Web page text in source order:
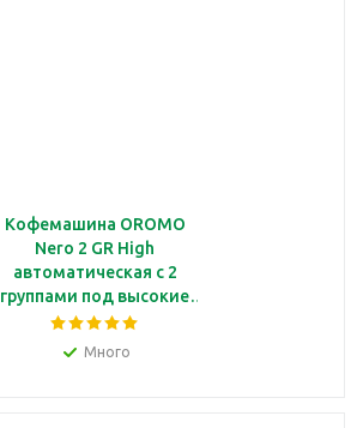
Кофемашина OROMO
Nero 2 GR High
автоматическая с 2
группами под высокие
чашки,
мультибойлерная, PID
Много